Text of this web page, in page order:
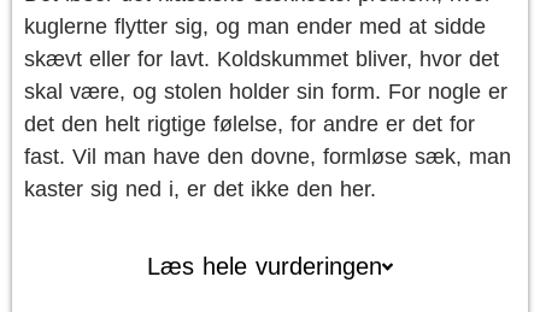
kuglerne flytter sig, og man ender med at sidde
skævt eller for lavt. Koldskummet bliver, hvor det
skal være, og stolen holder sin form. For nogle er
det den helt rigtige følelse, for andre er det for
fast. Vil man have den dovne, formløse sæk, man
kaster sig ned i, er det ikke den her.
Læs hele vurderingen